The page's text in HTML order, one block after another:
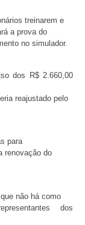
treinarem e
a prova do
no simulador.
dos R$ 2.660,00
reajustado pelo
para
renovação do
não há como
dos